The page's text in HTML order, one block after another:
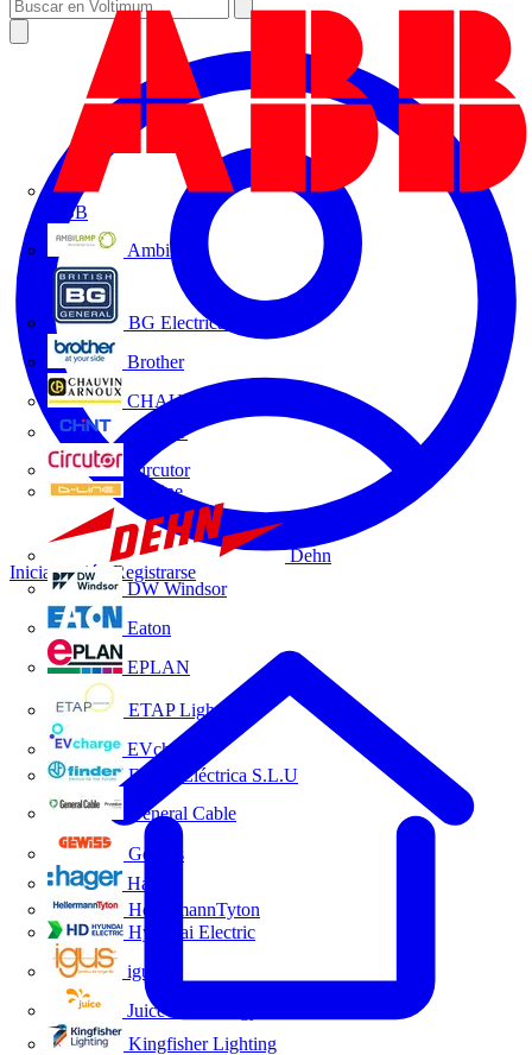
ABB
Ambilamp
BG Electrical
Brother
CHAUVIN ARNOUX
CHINT
Circutor
D-Line
Dehn
DW Windsor
Eaton
EPLAN
ETAP Lighting
EVcharge
Finder Eléctrica S.L.U
General Cable
Gewiss
Hager
HellermannTyton
Hyundai Electric
igus
Juice Technology
Kingfisher Lighting
Iniciar sesión Registrarse